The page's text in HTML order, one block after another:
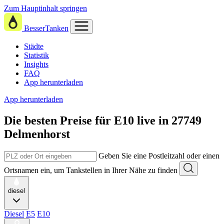
Zum Hauptinhalt springen
BesserTanken
Städte
Statistik
Insights
FAQ
App herunterladen
App herunterladen
Die besten Preise für E10 live in 27749
Delmenhorst
Geben Sie eine Postleitzahl oder einen
Ortsnamen ein, um Tankstellen in Ihrer Nähe zu finden
diesel
Diesel E5 E10